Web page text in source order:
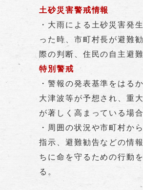
土砂災害警戒情報
・大雨による土砂災害発
った時、市町村長が避難
際の判断、住民の自主避
特別警戒
・警報の発表基準をはる
大津波等が予想され、重
が著しく高まっている場
・周囲の状況や市町村か
指示、避難勧告などの情
ちに命を守るための行動
る。